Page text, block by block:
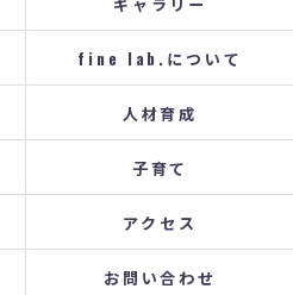
fine lab.について
人材育成
子育て
アクセス
お問い合わせ